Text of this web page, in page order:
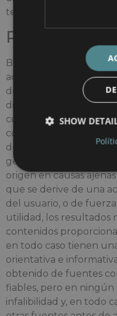
terceros.
BMA no garantiza al
acceso ni la
del suministro de
diferentes servicios que
consecuencia, BMA y
contenido no serán
del servicio, retrasos,
general, de ningún
origen en causas
que se derive de una
del usuario, o de
utilidad, los resultados
contenidos
en todo caso tienen
orientativa e
obtenido de fuentes
fiables, pero en ningún
infalibilidad y, en todo
SHOW